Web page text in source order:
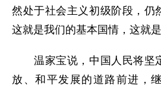
然处于社会主义初级阶段，仍
这就是我们的基本国情，这就
温家宝说，中国人民将坚
放、和平发展的道路前进，